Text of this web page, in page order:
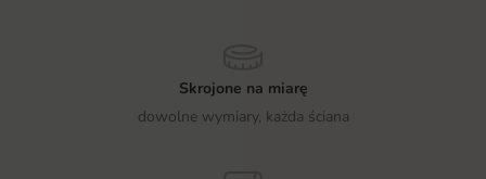
Skrojone na miarę
dowolne wymiary, każda ściana